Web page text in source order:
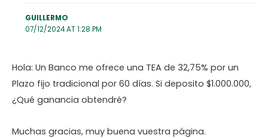
GUILLERMO
07/12/2024 AT 1:28 PM
Hola: Un Banco me ofrece una TEA de 32,75% por un
Plazo fijo tradicional por 60 días. Si deposito $1.000.000,
¿Qué ganancia obtendré?
Muchas gracias, muy buena vuestra página.